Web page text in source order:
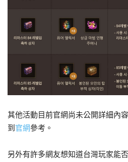
其他活動目前官網尚未公開詳細內
到 官網參考。
另外有許多網友想知道台灣玩家能